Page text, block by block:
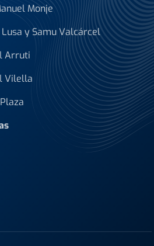
Monje
Lusa y Samu Valcárcel
Arruti
Vilella